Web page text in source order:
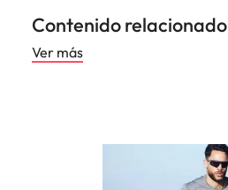
Contenido relacionado
Ver más